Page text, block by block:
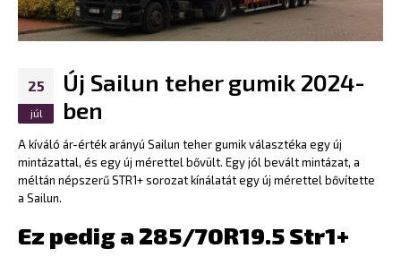
25
júl
Új Sailun teher gumik 2024-
ben
A kíváló ár-érték arányú Sailun teher gumik választéka egy új
mintázattal, és egy új mérettel bővült. Egy jól bevált mintázat, a
méltán népszerű STR1+ sorozat kínálatát egy új mérettel bővítette
a Sailun.
Ez pedig a 285/70R19.5 Str1+